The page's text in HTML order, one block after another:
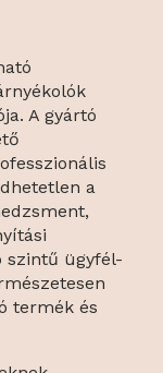
A gyártó
a
szintű ügyfél-
termék és